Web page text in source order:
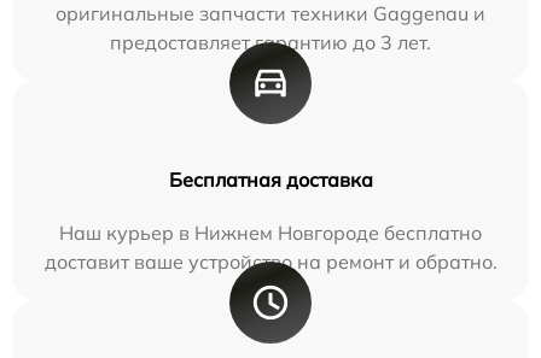
оригинальные запчасти техники Gaggenau и
предоставляет гарантию до 3 лет.
Бесплатная доставка
Наш курьер в Нижнем Новгороде бесплатно
доставит ваше устройство на ремонт и обратно.